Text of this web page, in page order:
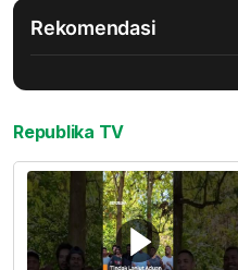
Rekomendasi
Republika TV